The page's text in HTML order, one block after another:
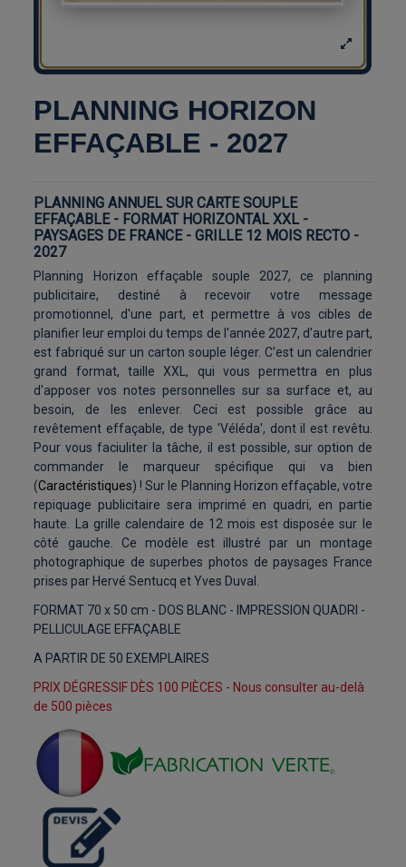
PLANNING HORIZON
EFFAÇABLE - 2027
PLANNING ANNUEL SUR CARTE SOUPLE
EFFAÇABLE - FORMAT HORIZONTAL XXL -
PAYSAGES DE FRANCE - GRILLE 12 MOIS RECTO -
2027
Planning Horizon effaçable souple 2027, ce planning
publicitaire, destiné à recevoir votre message
promotionnel, d'une part, et permettre à vos cibles de
planifier leur emploi du temps de l'année 2027, d'autre part,
est fabriqué sur un carton souple léger. C'est un calendrier
grand format, taille XXL, qui vous permettra en plus
d'apposer vos notes personnelles sur sa surface et, au
besoin, de les enlever. Ceci est possible grâce au
revêtement effaçable, de type 'Véléda', dont il est revêtu.
Pour vous faciuliter la tâche, il est possible, sur option de
commander le marqueur spécifique qui va bien
(Caractéristiques) ! Sur le Planning Horizon effaçable, votre
repiquage publicitaire sera imprimé en quadri, en partie
haute. La grille calendaire de 12 mois est disposée sur le
côté gauche. Ce modèle est illustré par un montage
photographique de superbes photos de paysages France
prises par Hervé Sentucq et Yves Duval.
FORMAT 70 x 50 cm - DOS BLANC - IMPRESSION QUADRI -
PELLICULAGE EFFAÇABLE
A PARTIR DE 50 EXEMPLAIRES
PRIX DÉGRESSIF DÈS 100 PIÈCES - Nous consulter au-delà
de 500 pièces